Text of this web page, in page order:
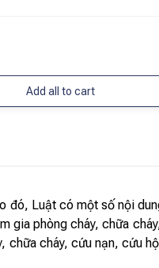
Add all to cart
đó, Luật có một số nội
gia phòng cháy, chữa
cháy, cứu nạn, cứu